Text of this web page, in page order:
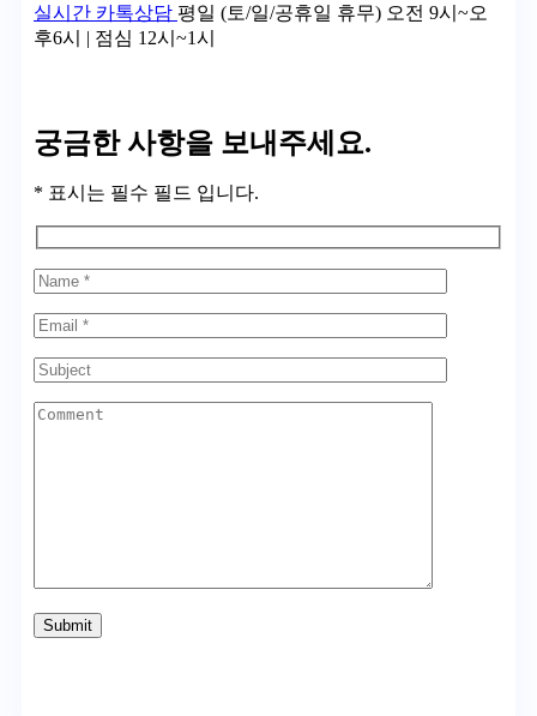
실시간 카톡상담 평일 (토/일/공휴일 휴무) 오전 9시~오
후6시 | 점심 12시~1시
궁금한 사항을 보내주세요.
* 표시는 필수 필드 입니다.
Submit